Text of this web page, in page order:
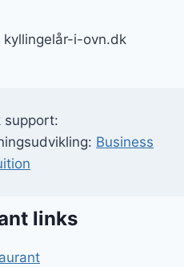
i-ovn.dk
support:
Business
links